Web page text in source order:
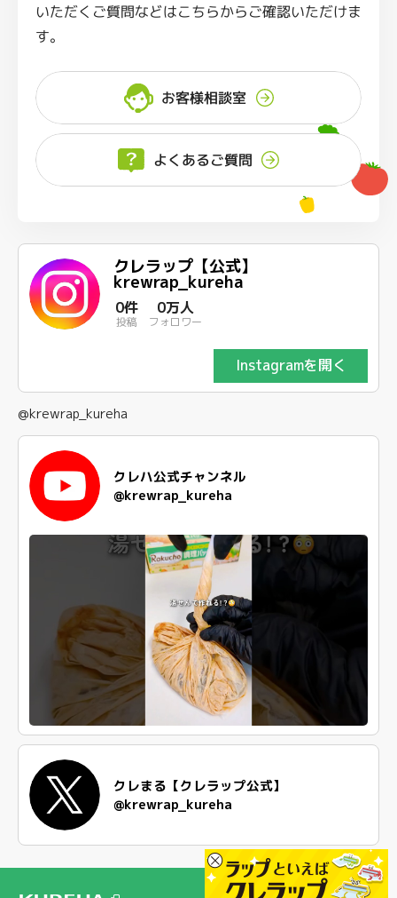
いただくご質問などはこちらからご確認いただけま
す。
お客様相談室
よくあるご質問
クレラップ【公式】
krewrap_kureha
0件
投稿
0万人
フォロワー
Instagramを開く
@krewrap_kureha
クレハ公式チャンネル
@krewrap_kureha
クレまる【クレラップ公式】
@krewrap_kureha